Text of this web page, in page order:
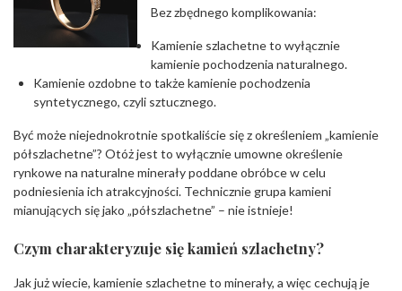
Bez zbędnego komplikowania:
Kamienie szlachetne to wyłącznie
kamienie pochodzenia naturalnego.
Kamienie ozdobne to także kamienie pochodzenia
syntetycznego, czyli sztucznego.
Być może niejednokrotnie spotkaliście się z określeniem „kamienie
półszlachetne”? Otóż jest to wyłącznie umowne określenie
rynkowe na naturalne minerały poddane obróbce w celu
podniesienia ich atrakcyjności. Technicznie grupa kamieni
mianujących się jako „półszlachetne” – nie istnieje!
Czym charakteryzuje się kamień szlachetny?
Jak już wiecie, kamienie szlachetne to minerały, a więc cechują je